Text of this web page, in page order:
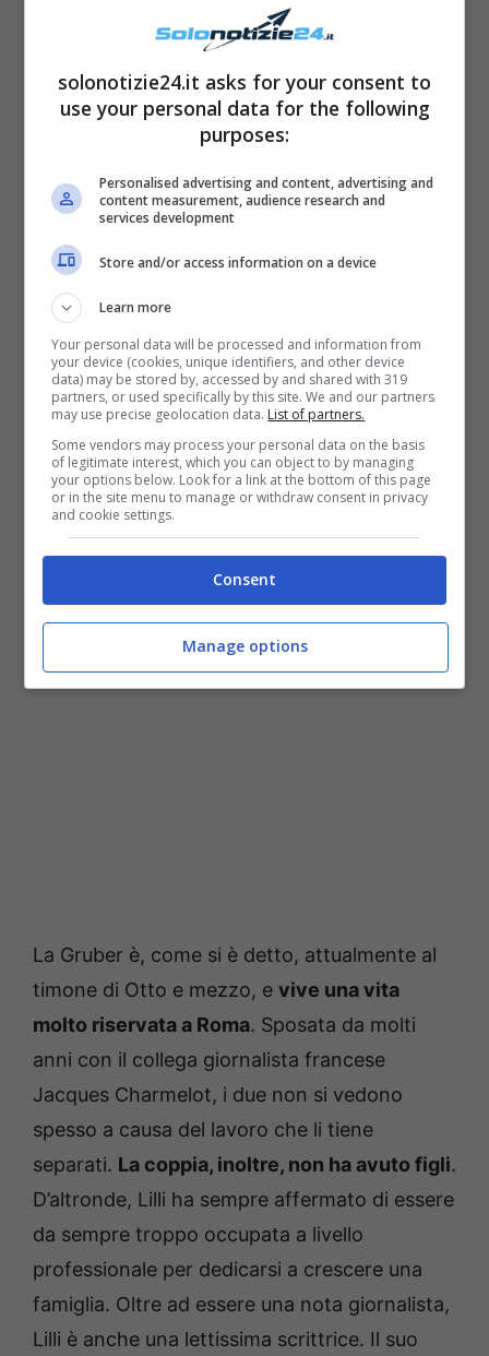
Se si guardano i video e le foto risalenti agli
inizi della sua carriera,
moltissimo nel corso degli anni.
Fonte: web
La Gruber è, come si è detto, attualmente al
timone di Otto e mezzo, e vive una vita
molto riservata a Roma. Sposata da molti
anni con il collega giornalista francese
Jacques Charmelot, i due non si vedono
spesso a causa del lavoro che li tiene
separati. La coppia, inoltre, non ha avuto figli.
D’altronde, Lilli ha sempre affermato di essere
da sempre troppo occupata a livello
professionale per dedicarsi a crescere una
famiglia. Oltre ad essere una nota giornalista,
Lilli è anche una lettissima scrittrice. Il suo
solonotizie24.it asks for your consent to
use your personal data for the following
purposes:
Personalised advertising and content, advertising and
content measurement, audience research and
services development
Store and/or access information on a device
Learn more
Your personal data will be processed and information from
your device (cookies, unique identifiers, and other device
data) may be stored by, accessed by and shared with 319
partners, or used specifically by this site. We and our partners
may use precise geolocation data. List of partners.
Some vendors may process your personal data on the basis
of legitimate interest, which you can object to by managing
your options below. Look for a link at the bottom of this page
or in the site menu to manage or withdraw consent in privacy
and cookie settings.
Consent
Manage options